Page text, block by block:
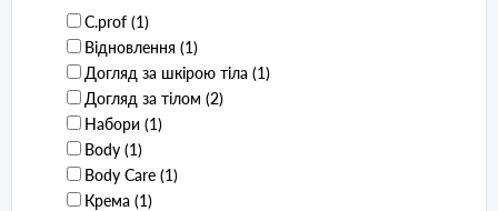
C.prof ‏ (1)
Відновлення ‏ (1)
Догляд за шкірою тіла ‏ (1)
Догляд за тілом ‏ (2)
Набори ‏ (1)
Body ‏ (1)
Body Care ‏ (1)
Крема ‏ (1)